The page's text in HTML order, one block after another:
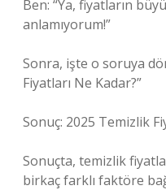
Ben: “Ya, fiyatların
anlamıyorum!”
Sonra, işte o soruya
Fiyatları Ne Kadar?”
Sonuç: 2025 Temizlik
Sonuçta, temizlik
birkaç farklı faktöre